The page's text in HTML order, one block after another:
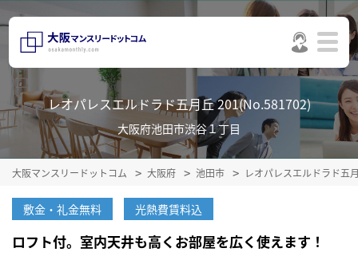
レオパレスエルドラド五月丘 201(No.581702)
大阪府池田市渋谷１丁目
大阪マンスリードットコム 大阪府 池田市 レオパレスエルドラド五
敷金・礼金無料 光熱費賃料込
ロフト付。室内天井も高くお部屋を広く使えます！